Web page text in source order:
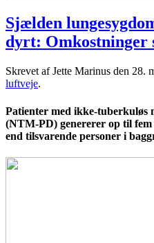
Sjælden
dyrt: Omkostninger
Skrevet af Jette Marinus den 28.
luftveje.
Patienter med ikke-tuberkuløs
(NTM-PD) genererer op til
end tilsvarende personer i